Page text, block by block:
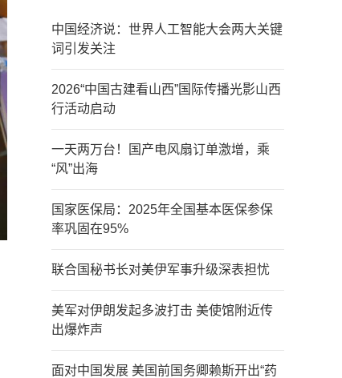
中国经济说：世界人工智能大会两大关键
词引发关注
2026“中国古建看山西”国际传播光影山西
行活动启动
一天两万台！国产电风扇订单激增，乘
“风”出海
国家医保局：2025年全国基本医保参保
率巩固在95%
联合国秘书长对美伊军事升级深表担忧
美军对伊朗发起多波打击 美使馆附近传
出爆炸声
面对中国发展 美国前国务卿赖斯开出“药